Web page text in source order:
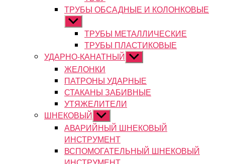
ТРУБЫ ОБСАДНЫЕ И КОЛОНКОВЫЕ
Показывать
подменюТРУБЫ МЕТАЛЛИЧЕСКИЕ
ТРУБЫ ПЛАСТИКОВЫЕ
УДАРНО-КАНАТНЫЙ Показывать
подменю
ЖЕЛОНКИ
ПАТРОНЫ УДАРНЫЕ
СТАКАНЫ ЗАБИВНЫЕ
УТЯЖЕЛИТЕЛИ
ШНЕКОВЫЙ Показывать
подменю
АВАРИЙНЫЙ ШНЕКОВЫЙ
ИНСТРУМЕНТ
ВСПОМОГАТЕЛЬНЫЙ ШНЕКОВЫЙ